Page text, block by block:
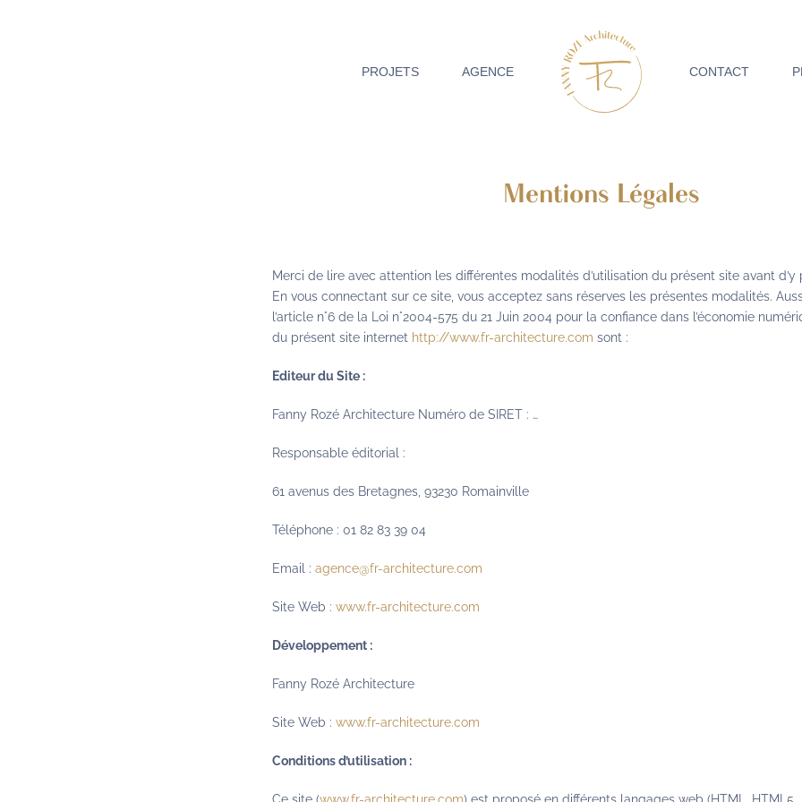
PROJETS
AGENCE CONTACT
Mentions Légales
Merci de lire avec attention les différentes modalités d’utilisation du présent site avant d’y
En vous connectant sur ce site, vous acceptez sans réserves les présentes modalités.
l’article n°6 de la Loi n°2004-575 du 21 Juin 2004 pour la confiance dans l’économie
du présent site internet http://www.fr-architecture.com sont :
Editeur du Site :
Fanny Rozé Architecture Numéro de SIRET : …
Responsable éditorial :
61 avenus des Bretagnes, 93230 Romainville
Téléphone : 01 82 83 39 04
Email : agence@fr-architecture.com
Site Web : www.fr-architecture.com
Développement :
Fanny Rozé Architecture
Site Web : www.fr-architecture.com
Conditions d’utilisation :